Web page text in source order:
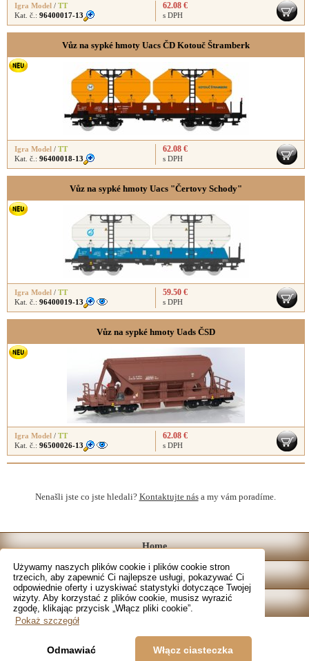
Używamy naszych plików cookie i plików cookie stron
trzecich, aby zapewnić Ci najlepsze usługi, pokazywać Ci
odpowiednie oferty i uzyskiwać statystyki dotyczące Twojej
wizyty. Aby korzystać z plików cookie, musisz wyrazić
zgodę, klikając przycisk „Włącz pliki cookie”.
Pokaż szczegół
Odmawiać Włącz ciasteczka
Igra Model / TT
Kat. č.: 96400017-13
62.08 €
s DPH
Vůz na sypké hmoty Uacs ČD Kotouč Štramberk
Igra Model / TT
Kat. č.: 96400018-13
62.08 €
s DPH
Vůz na sypké hmoty Uacs "Čertovy Schody"
Igra Model / TT
Kat. č.: 96400019-13
59.50 €
s DPH
Vůz na sypké hmoty Uads ČSD
Igra Model / TT
Kat. č.: 96500026-13
62.08 €
s DPH
Nenašli jste co jste hledali? Kontaktujte nása my vám poradíme.
Home
Katalog
Sklep